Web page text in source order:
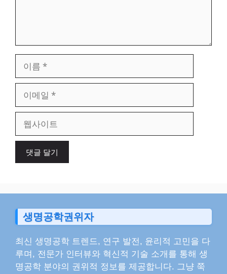
일
이
생명공학권위자
최신 생명공학 트렌드, 연구 발전, 윤리적 고민을 다
루며, 전문가 인터뷰와 혁신적 기술 소개를 통해 생
명공학 분야의 권위적 정보를 제공합니다. 그냥 쭉